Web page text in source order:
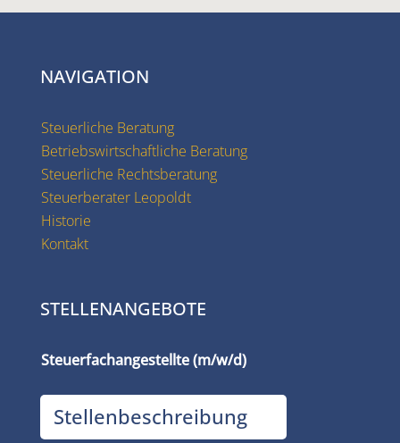
NAVIGATION
Steuerliche Beratung
Betriebswirtschaftliche Beratung
Steuerliche Rechtsberatung
Steuerberater Leopoldt
Historie
Kontakt
STELLENANGEBOTE
Steuerfachangestellte (m/w/d)
Stellenbeschreibung